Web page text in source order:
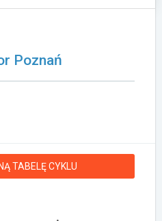
Poznań
TABELĘ CYKLU